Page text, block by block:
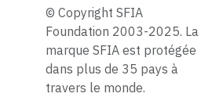
© Copyright SFIA
Foundation 2003-2025. La
marque SFIA est protégée
dans plus de 35 pays à
travers le monde.